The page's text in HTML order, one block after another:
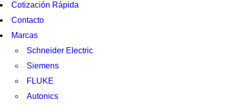
Cotización Rápida
Contacto
Marcas
Schneider Electric
Siemens
FLUKE
Autonics